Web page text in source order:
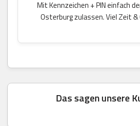
Mit Kennzeichen + PIN einfach
Osterburg zulassen. Viel Zeit &
Das sagen unsere